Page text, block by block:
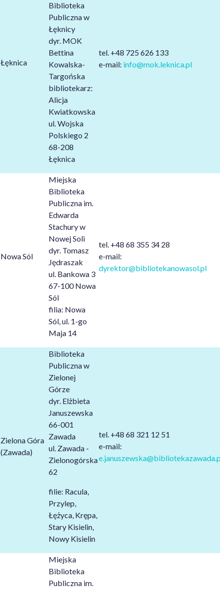
Łęknica
Biblioteka
Publiczna w
Łęknicy
dyr. MOK
Bettina
Kowalska-
Targońska
bibliotekarz:
Alicja
Kwiatkowska
ul. Wojska
Polskiego 2
68-208
Łęknica
tel. +48 725 626 133
e-mail: info@mok.leknica.pl
Nowa Sól
Miejska
Biblioteka
Publiczna im.
Edwarda
Stachury w
Nowej Soli
dyr. Tomasz
Jędraszak
ul. Bankowa 3
67-100 Nowa
Sól
filia: Nowa
Sól, ul. 1-go
Maja 14
tel. +48 68 355 34 28
e-mail:
dyrektor@bibliotekanowasol.pl
Zielona Góra
(Zawada)
Biblioteka
Publiczna w
Zielonej
Górze
dyr. Elżbieta
Januszewska
66-001
Zawada
ul. Zawada -
Zielonogórska
62
filie: Racula,
Przylep,
Łężyca, Krępa,
Stary Kisielin,
Nowy Kisielin
tel. +48 68 321 12 51
e-mail:
Miejska
Biblioteka
Publiczna im.